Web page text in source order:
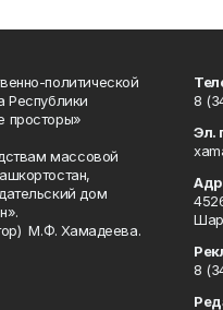
политической
Республики
просторы»
массовой
дом
М.Ф. Хамадеева.
8
Эл.
8